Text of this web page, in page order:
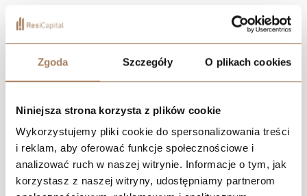
Zgoda Szczegóły O plikach cookies
Niniejsza strona korzysta z plików cookie
Wykorzystujemy pliki cookie do spersonalizowania treści
i reklam, aby oferować funkcje społecznościowe i
analizować ruch w naszej witrynie. Informacje o tym, jak
korzystasz z naszej witryny, udostępniamy partnerom
205 widnych i wygodnych mieszkań powstanie przy ul.
Katowickiej 61, niedaleko katowickiego "Spodka". Dzięki
doskonałej komunikacji oraz licznym punktom handlowo -
usługowym znajdującym się w okolicy nic Cię nie ominie.
POBIERZ KATALOG
ZNAJDŹ MIESZKANIE
UMÓW SIĘ NA WIZYTĘ NA TERENIE INWESTYCJI